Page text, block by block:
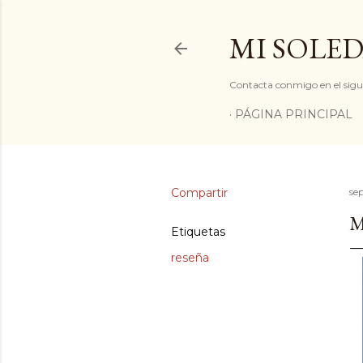
MI
Contacta conmigo en el
PÁGINA PRINCIPAL
Compartir
Etiquetas
reseña